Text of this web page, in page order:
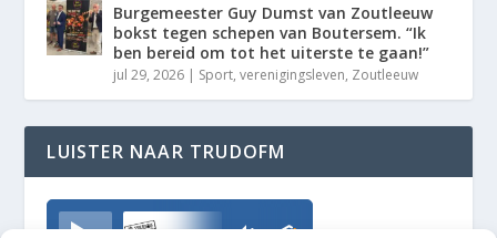
Burgemeester Guy Dumst van Zoutleeuw
bokst tegen schepen van Boutersem. “Ik
ben bereid om tot het uiterste te gaan!”
jul 29, 2026 | Sport,verenigingsleven, Zoutleeuw
LUISTER NAAR TRUDOFM
TrudoFM